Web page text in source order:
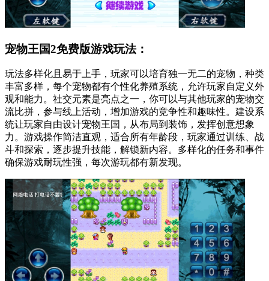
宠物王国2免费版游戏玩法：
玩法多样化且易于上手，玩家可以培育独一无二的宠物，种类
丰富多样，每个宠物都有个性化养殖系统，允许玩家自定义外
观和能力。社交元素是亮点之一，你可以与其他玩家的宠物交
流比拼，参与线上活动，增加游戏的竞争性和趣味性。建设系
统让玩家自由设计宠物王国，从布局到装饰，发挥创意想象
力。游戏操作简洁直观，适合所有年龄段，玩家通过训练、战
斗和探索，逐步提升技能，解锁新内容。多样化的任务和事件
确保游戏耐玩性强，每次游玩都有新发现。